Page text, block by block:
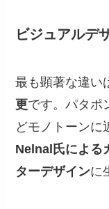
ビジュアルデ
最も顕著な違い
更です。パタポ
どモノトーンに
Nelnal氏による
ターデザインに